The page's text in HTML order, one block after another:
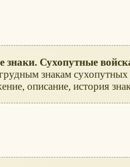
знаки. Сухопутные
знакам
описание, история